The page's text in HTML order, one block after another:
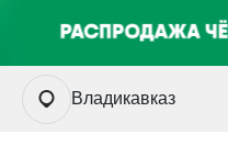
Владикавказ